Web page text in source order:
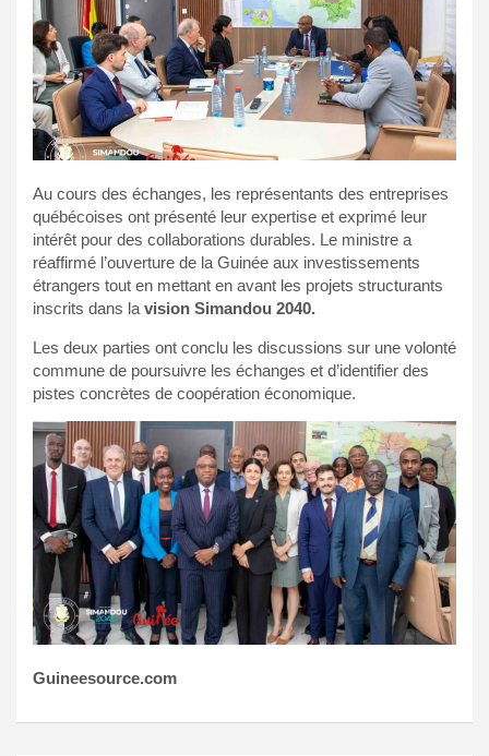
Au cours des échanges, les représentants des entreprises
québécoises ont présenté leur expertise et exprimé leur
intérêt pour des collaborations durables. Le ministre a
réaffirmé l’ouverture de la Guinée aux investissements
étrangers tout en mettant en avant les projets structurants
inscrits dans la vision Simandou 2040.
Les deux parties ont conclu les discussions sur une volonté
commune de poursuivre les échanges et d’identifier des
pistes concrètes de coopération économique.
Guineesource.com